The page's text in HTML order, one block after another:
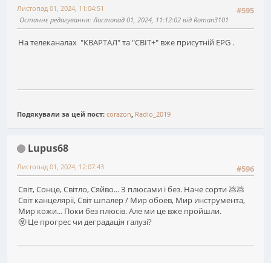
#595
Листопад 01, 2024, 11:04:51
Останнє редагування: Листопад 01, 2024, 11:12:02 від Roman3101
На телеканалах "КВАРТАЛ" та "СВІТ+" вже присутній EPG .
Подякували за цей пост: corazon Radio_2019
Lupus68
#596
Листопад 01, 2024, 12:07:43
Світ, Сонце, Світло, Сяйво... З плюсами і без. Наче сорти 💩💩
Світ канцелярії, Світ шпалер / Мир обоев, Мир инструмента,
Мир кожи... Поки без плюсів. Але ми це вже пройшли.
🤬 Це прогрес чи деградація галузі?